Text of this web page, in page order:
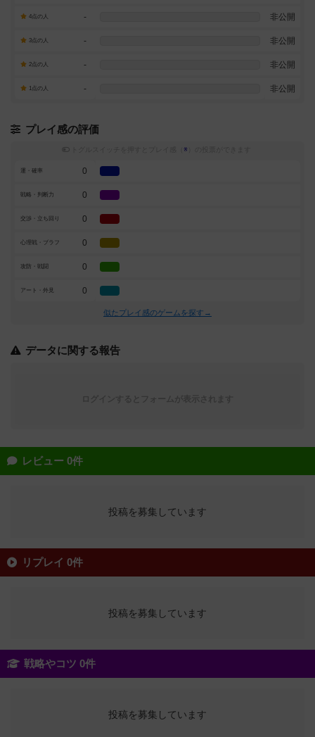
4点の人 - 非公開
3点の人 - 非公開
2点の人 - 非公開
1点の人 - 非公開
プレイ感の評価
※
運・確率 0
戦略・判断力 0
交渉・立ち回り 0
心理戦・ブラフ 0
攻防・戦闘 0
アート・外見 0
似たプレイ感のゲームを探す→
データに関する報告
レビュー 0件
投稿を募集しています
リプレイ 0件
投稿を募集しています
戦略やコツ 0件
投稿を募集しています